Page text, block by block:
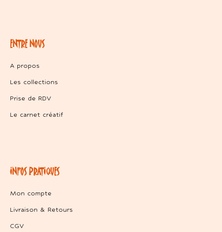
ENTRE NOUS
A propos
Les collections
Prise de RDV
Le carnet créatif
INFOS PRATIQUES
Mon compte
Livraison & Retours
CGV